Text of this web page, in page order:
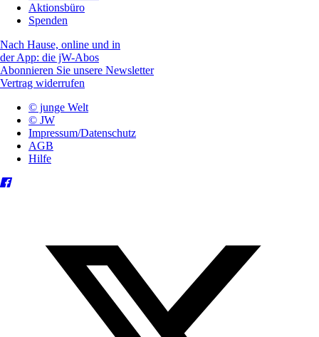
Aktionsbüro
Spenden
Nach Hause, online und in
der App: die jW-Abos
Abonnieren Sie unsere Newsletter
Vertrag widerrufen
© junge Welt
© JW
Impressum/Datenschutz
AGB
Hilfe